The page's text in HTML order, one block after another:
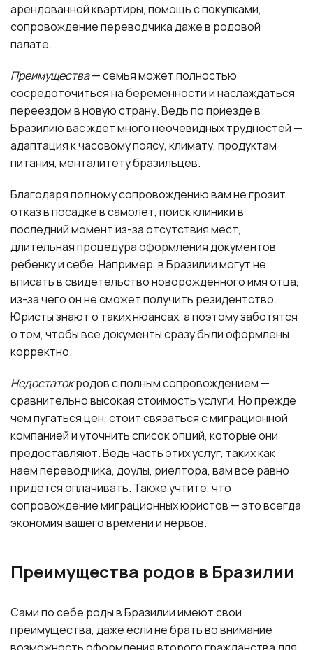
арендованной квартиры, помощь с покупками,
сопровождение переводчика даже в родовой
палате.
Преимущества— семья может полностью
сосредоточиться на беременности и наслаждаться
переездом в новую страну. Ведь по приезде в
Бразилию вас ждет много неочевидных трудностей —
адаптация к часовому поясу, климату, продуктам
питания, менталитету бразильцев.
Благодаря полному сопровождению вам не грозит
отказ в посадке в самолет, поиск клиники в
последний момент из-за отсутствия мест,
длительная процедура оформления документов
ребенку и себе. Например, в Бразилии могут не
вписать в свидетельство новорожденного имя отца,
из-за чего он не сможет получить резидентство.
Юристы знают о таких нюансах, а поэтому заботятся
о том, чтобы все документы сразу были оформлены
корректно.
Недостатокродов с полным сопровождением —
сравнительно высокая стоимость услуги. Но прежде
чем пугаться цен, стоит связаться с миграционной
компанией и уточнить список опций, которые они
предоставляют. Ведь часть этих услуг, таких как
наем переводчика, доулы, риелтора, вам все равно
придется оплачивать. Также учтите, что
сопровождение миграционных юристов — это всегда
экономия вашего времени и нервов.
Преимущества родов в Бразилии
Сами по себе роды в Бразилии имеют свои
преимущества, даже если не брать во внимание
возможность оформления второго гражданства для